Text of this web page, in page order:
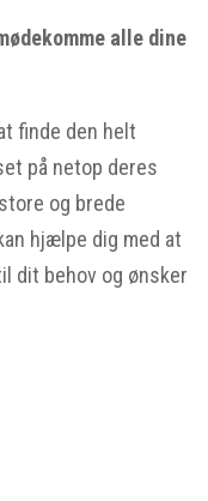
alle dine
finde den helt
på netop deres
og brede
hjælpe dig med at
dit behov og ønsker